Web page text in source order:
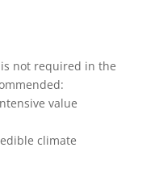
not required in the
value
climate